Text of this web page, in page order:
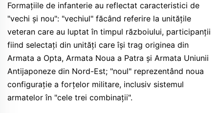
Formațiile de infanterie au reflectat caracteristici de
"vechi și nou": "vechiul" făcând referire la unitățile
veteran care au luptat în timpul războiului, participanții
fiind selectați din unități care își trag originea din
Armata a Opta, Armata Noua a Patra și Armata Uniunii
Antijaponeze din Nord-Est; "noul" reprezentând noua
configurație a forțelor militare, inclusiv sistemul
armatelor în "cele trei combinații".